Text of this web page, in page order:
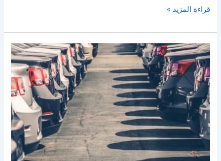
قراءة المزيد »
خدمة
فاليه
باركينغ
الكويت
|96645468|
الاخوة
للضيافة